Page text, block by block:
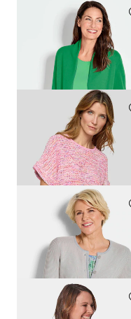
Strickjacke aus Merinowolle
139,00 CHF
219,00 CHF
+ 5
92,95 CHF169,00 CHF
139,00 CHF
169,00 CHF